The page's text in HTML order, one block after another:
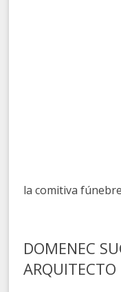
la comitiva
DOMENEC
ARQUITECTO